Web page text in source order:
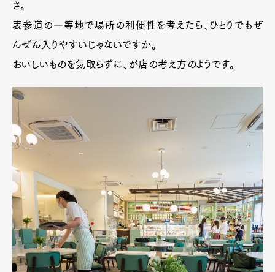
さ。
表参道の一等地で場所の利便性を考えたら、ひとりでもぜ
んぜん入りやすいじゃないですか。
おいしいものを気取らずに、が店の考え方のようです。